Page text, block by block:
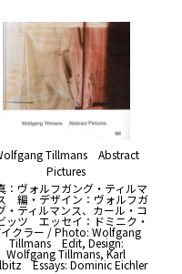
Tillmans Abstract
Pictures
：ヴォルフガング・ティルマ
編・デザイン：ヴォルフガ
・ティルマンス、カール・コ
ッツ エッセイ：ドミニク・
イクラー / Photo: Wolfgang
Tillmans Edit, Design:
Wolfgang Tillmans, Karl
Essays: Dominic Eichler